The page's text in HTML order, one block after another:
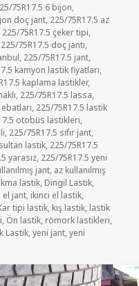
75R17.5 6 bijon,
doç jant, 225/75R17.5 az
225/75R17.5 çeker tipi,
225/75R17.5 doç jantı,
, 225/75R17.5 jant,
kamyon lastik fiyatları,
kaplama lastikler,
, 225/75R17.5 lassa,
, 225/75R17.5 lastik
otobüs lastikleri,
, 225/75R17.5 sıfır jant,
lastik, 225/75R17.5
yarasız, 225/75R17.5 yeni
jant, az kullanılmış
lastik, Dingil Lastik,
el jant, ikinci el lastik,
tipi lastik, kış lastik, lastik
, Ön lastik, römork lastikleri,
Lastik,yeni jant,yeni
LASTİK için